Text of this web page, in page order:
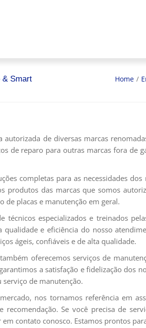
& Smart Home /
autorizada de diversas marcas
de reparo para outras marcas fora de
completas para as necessidades
produtos das marcas que somos
de placas e manutenção em geral.
técnicos especializados e treinados
qualidade e eficiência do nosso
ágeis, confiáveis e de alta qualidade.
oferecemos serviços de
a satisfação e fidelização dos
de manutenção.
nos tornamos referência em
Se você precisa de
contato conosco. Estamos prontos